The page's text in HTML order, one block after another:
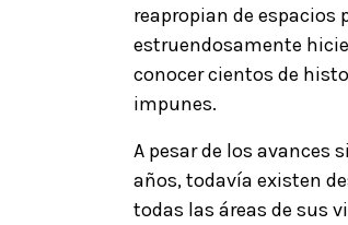
reapropian de
estruendosamente
conocer cientos de
impunes.
A pesar de los
años, todavía existen
todas las áreas de sus